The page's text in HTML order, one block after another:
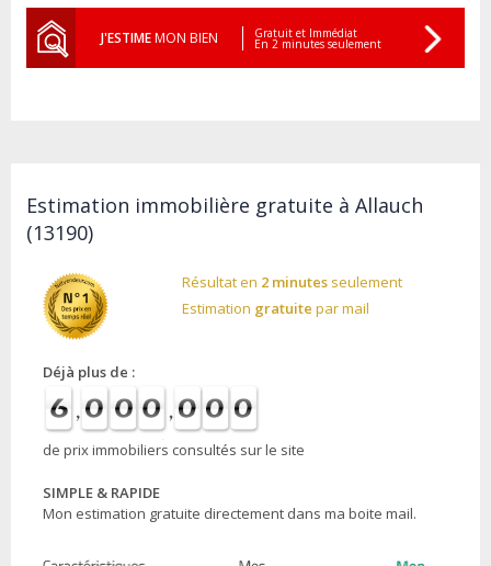
J'ESTIMEMON BIEN Gratuit et Immédiat
En 2 minutes seulement
Estimation immobilière gratuite à Allauch
(13190)
Résultat en 2 minutesseulement
Estimation gratuite par mail
Déjà plus de :
de prix immobiliers consultés sur le site
SIMPLE & RAPIDE
Mon estimation gratuite directement dans ma boite mail.